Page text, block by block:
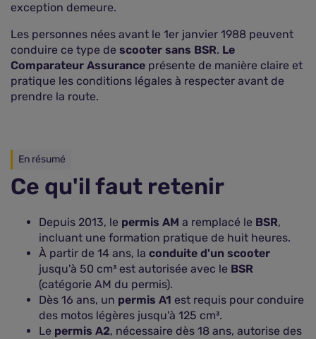
exception demeure.
Les personnes nées avant le 1er janvier 1988 peuvent
conduire ce type de scooter sans BSR. Le
Comparateur Assurance présente de manière claire et
pratique les conditions légales à respecter avant de
prendre la route.
En résumé
Ce qu'il faut retenir
Depuis 2013, le permis AM a remplacé le BSR,
incluant une formation pratique de huit heures.
À partir de 14 ans, la conduite d'un scooter
jusqu'à 50 cm³ est autorisée avec le BSR
(catégorie AM du permis).
Dès 16 ans, un permis A1 est requis pour conduire
des motos légères jusqu'à 125 cm³.
Le permis A2, nécessaire dès 18 ans, autorise des